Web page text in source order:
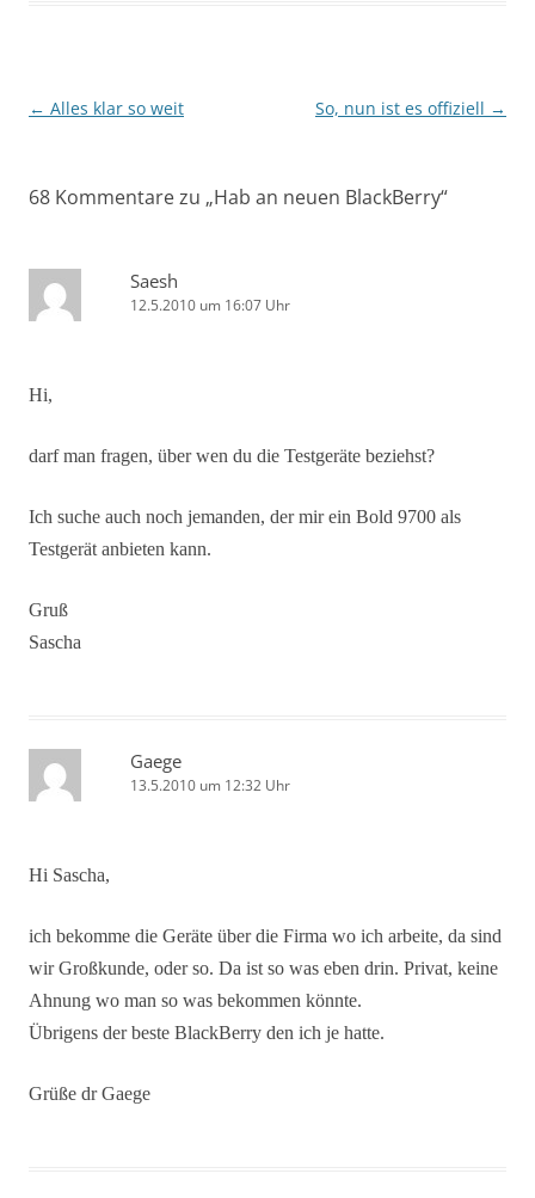
Beitragsnavigation
← Alles klar so weit So, nun ist es offiziell →
68 Kommentare zu „Hab an neuen BlackBerry“
Saesh
12.5.2010 um 16:07 Uhr
Hi,
darf man fragen, über wen du die Testgeräte beziehst?
Ich suche auch noch jemanden, der mir ein Bold 9700 als
Testgerät anbieten kann.
Gruß
Sascha
Gaege
13.5.2010 um 12:32 Uhr
Hi Sascha,
ich bekomme die Geräte über die Firma wo ich arbeite, da sind
wir Großkunde, oder so. Da ist so was eben drin. Privat, keine
Ahnung wo man so was bekommen könnte.
Übrigens der beste BlackBerry den ich je hatte.
Grüße dr Gaege